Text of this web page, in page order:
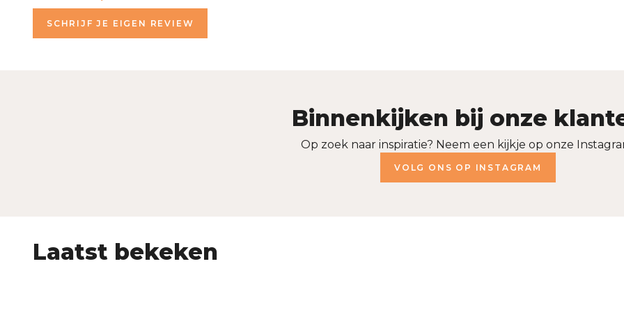
SCHRIJF JE EIGEN REVIEW
Binnenkijken bij onze
Op zoek naar inspiratie? Neem een kijkje op onze
VOLG ONS OP INSTAGRAM
Laatst bekeken